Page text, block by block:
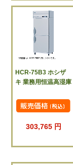
HCR-75B3 ホシザ
キ 業務用恒温高湿庫
303,765 円